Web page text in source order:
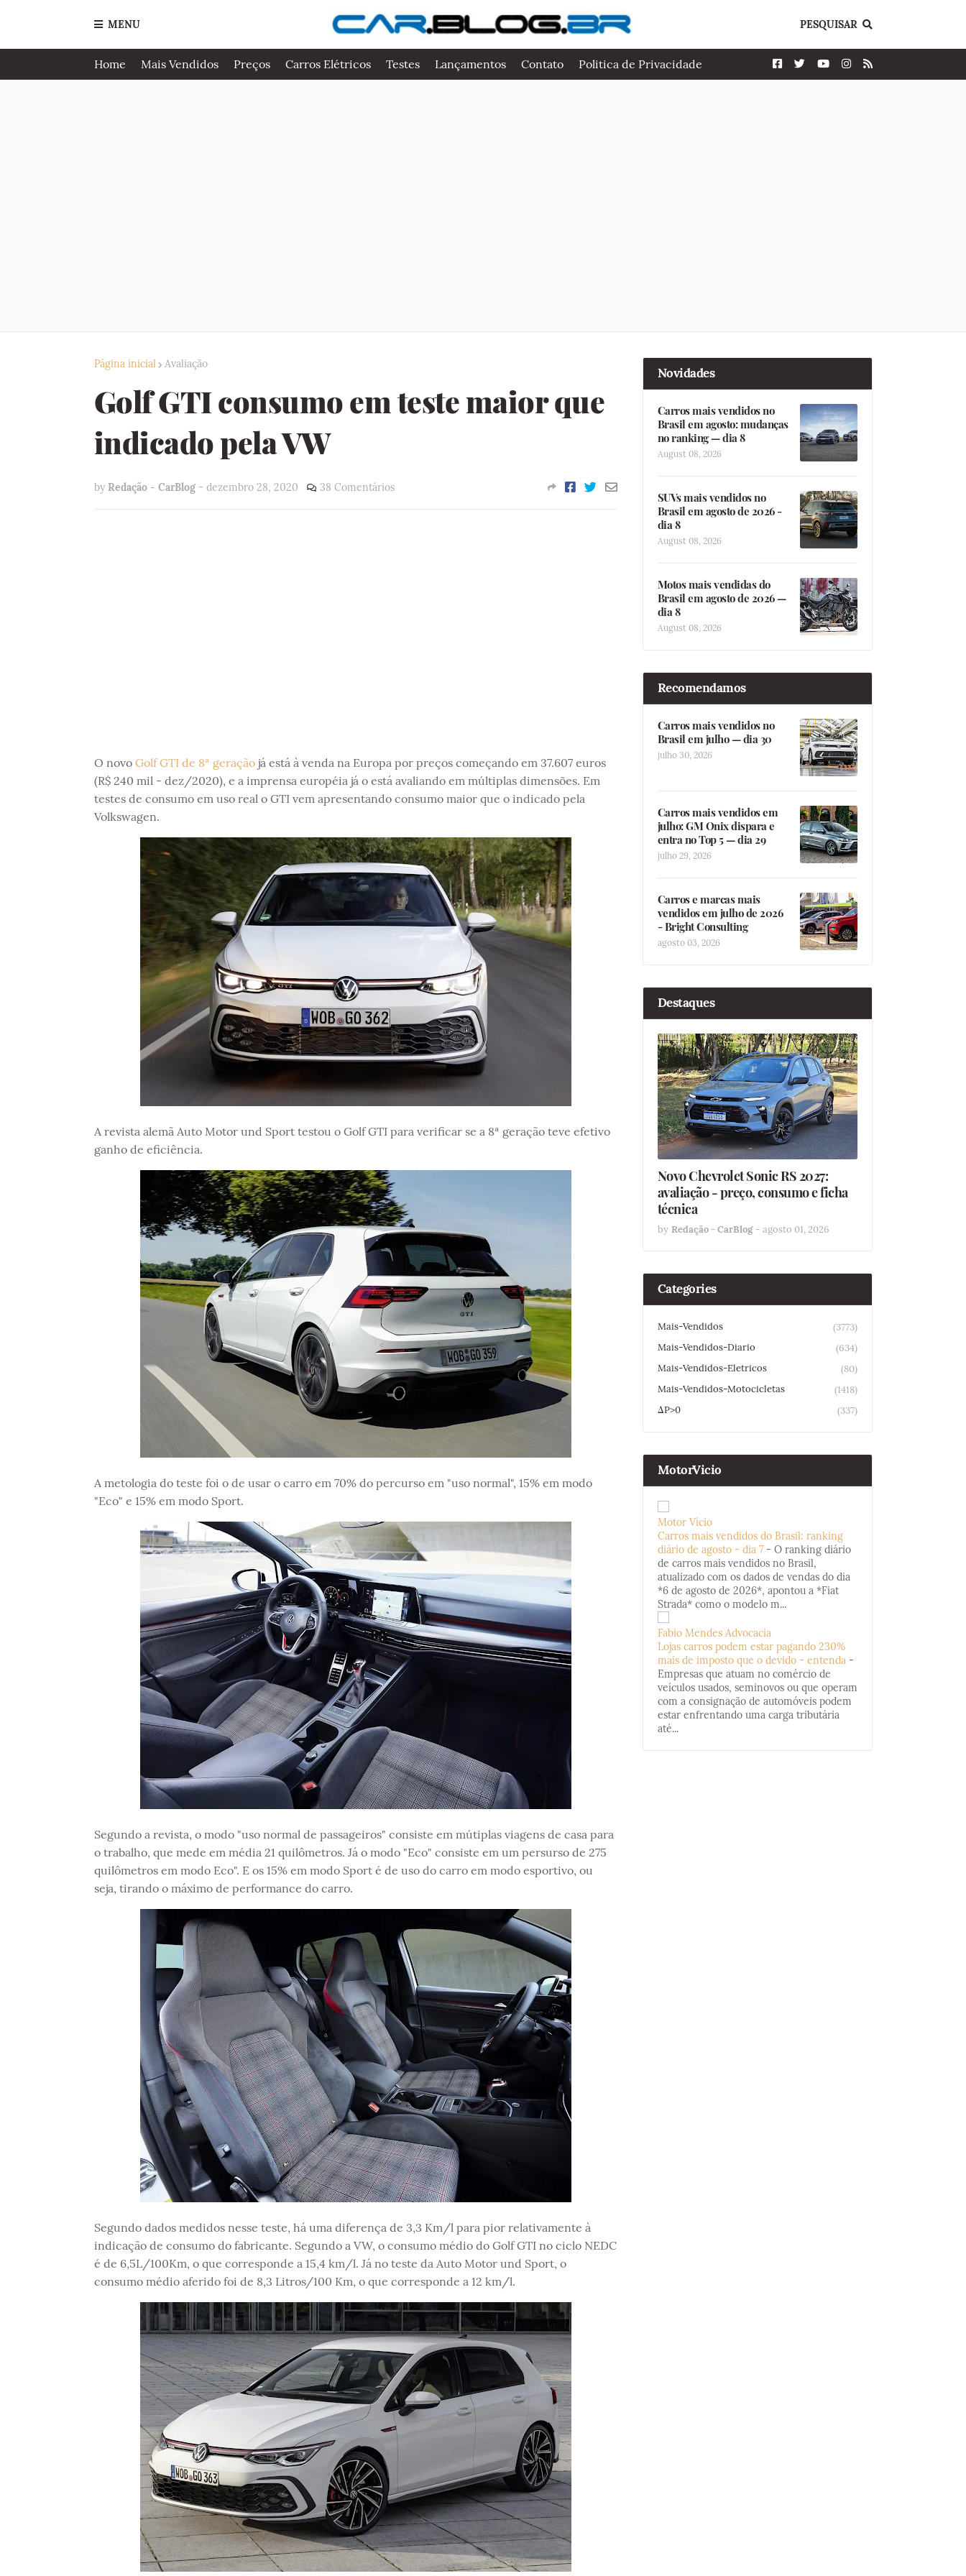
MENU PESQUISAR
Home Mais Vendidos Preços Carros Elétricos Testes Lançamentos Contato Politica de Privacidade
Página inicial Avaliação
Golf GTI consumo em teste maior que
indicado pela VW
by Redação - CarBlog - dezembro 28, 2020 38 Comentários
O novo Golf GTI de 8ª geraçãojá está à venda na Europa por preços começando em 37.607 euros
(R$ 240 mil - dez/2020), e a imprensa européia já o está avaliando em múltiplas dimensões. Em
testes de consumo em uso real o GTI vem apresentando consumo maior que o indicado pela
Volkswagen.
A revista alemã Auto Motor und Sport testou o Golf GTI para verificar se a 8ª geração teve efetivo
ganho de eficiência.
A metologia do teste foi o de usar o carro em 70% do percurso em "uso normal", 15% em modo
"Eco" e 15% em modo Sport.
Segundo a revista, o modo "uso normal de passageiros" consiste em mútiplas viagens de casa para
o trabalho, que mede em média 21 quilômetros. Já o modo "Eco" consiste em um persurso de 275
quilômetros em modo Eco". E os 15% em modo Sport é de uso do carro em modo esportivo, ou
seja, tirando o máximo de performance do carro.
Segundo dados medidos nesse teste, há uma diferença de 3,3 Km/l para pior relativamente à
indicação de consumo do fabricante. Segundo a VW, o consumo médio do Golf GTI no ciclo NEDC
é de 6,5L/100Km, o que corresponde a 15,4 km/l. Já no teste da Auto Motor und Sport, o
consumo médio aferido foi de 8,3 Litros/100 Km, o que corresponde a 12 km/l.
Novidades
Carros mais vendidos no
Brasil em agosto: mudanças
no ranking — dia 8
August 08, 2026
SUVs mais vendidos no
Brasil em agosto de 2026 -
dia 8
August 08, 2026
Motos mais vendidas do
Brasil em agosto de 2026 —
dia 8
August 08, 2026
Recomendamos
Carros mais vendidos no
Brasil em julho — dia 30
julho 30, 2026
Carros mais vendidos em
julho: GM Onix dispara e
entra no Top 5 — dia 29
julho 29, 2026
Carros e marcas mais
vendidos em julho de 2026
- Bright Consulting
agosto 03, 2026
Destaques
Novo Chevrolet Sonic RS 2027:
avaliação - preço, consumo e ficha
técnica
by Redação - CarBlog - agosto 01, 2026
Categories
Mais-Vendidos
(3773)
Mais-Vendidos-Diario
(634)
Mais-Vendidos-Eletricos
(80)
Mais-Vendidos-Motocicletas
(1418)
ΔP>0
(337)
MotorVicio
Motor Vício
Carros mais vendidos do Brasil: ranking
diário de agosto - dia 7 - O ranking diário
de carros mais vendidos no Brasil,
atualizado com os dados de vendas do dia
*6 de agosto de 2026*, apontou a *Fiat
Strada* como o modelo m...
Fabio Mendes Advocacia
Lojas carros podem estar pagando 230%
mais de imposto que o devido - entenda -
Empresas que atuam no comércio de
veículos usados, seminovos ou que operam
com a consignação de automóveis podem
estar enfrentando uma carga tributária
até...